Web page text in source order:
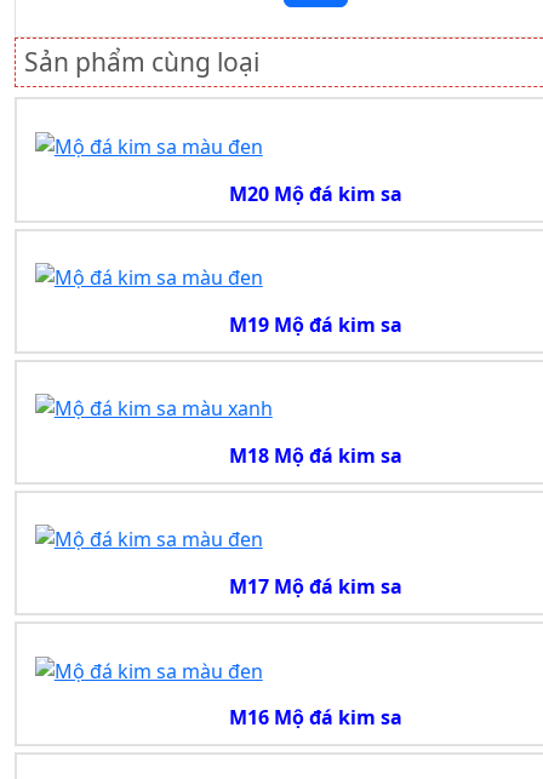
Sản phẩm cùng loại
M20 Mộ đá kim sa
M19 Mộ đá kim sa
M18 Mộ đá kim sa
M17 Mộ đá kim sa
M16 Mộ đá kim sa